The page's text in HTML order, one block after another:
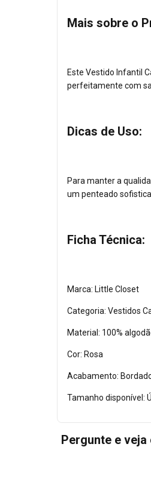
Mais sobre o
Este Vestido Infantil
perfeitamente com
Dicas de Uso:
Para manter a
um penteado
Ficha Técnica:
Marca: Little Closet
Categoria: Vestidos
Material: 100%
Cor: Rosa
Acabamento:
Tamanho disponível:
Pergunte e